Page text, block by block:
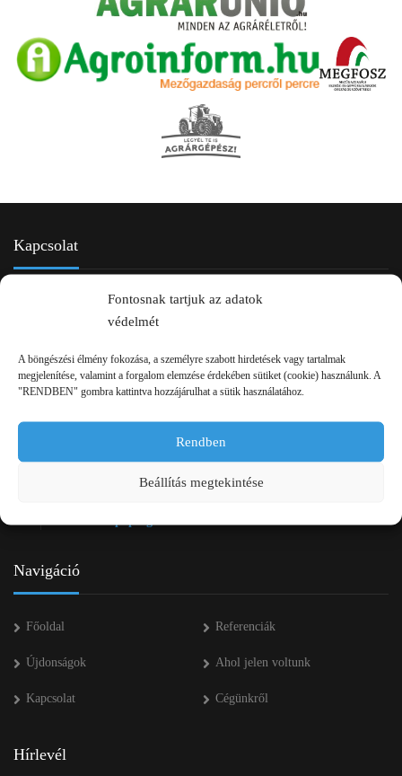
Fontosnak tartjuk az adatok
védelmét
A böngészési élmény fokozása, a személyre szabott hirdetések vagy tartalmak
megjelenítése, valamint a forgalom elemzése érdekében sütiket (cookie) használunk. A
"RENDBEN" gombra kattintva hozzájárulhat a sütik használatához.
Rendben
Beállítás megtekintése
Kapcsolat
Navigáció
Főoldal Referenciák
Újdonságok Ahol jelen voltunk
Kapcsolat Cégünkről
Hírlevél